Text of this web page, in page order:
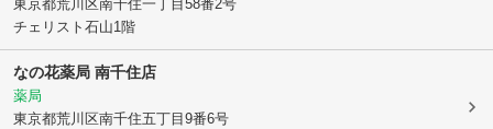
東京都荒川区南千住一丁目58番2号
チェリスト石山1階
なの花薬局 南千住店
薬局
東京都荒川区南千住五丁目9番6号